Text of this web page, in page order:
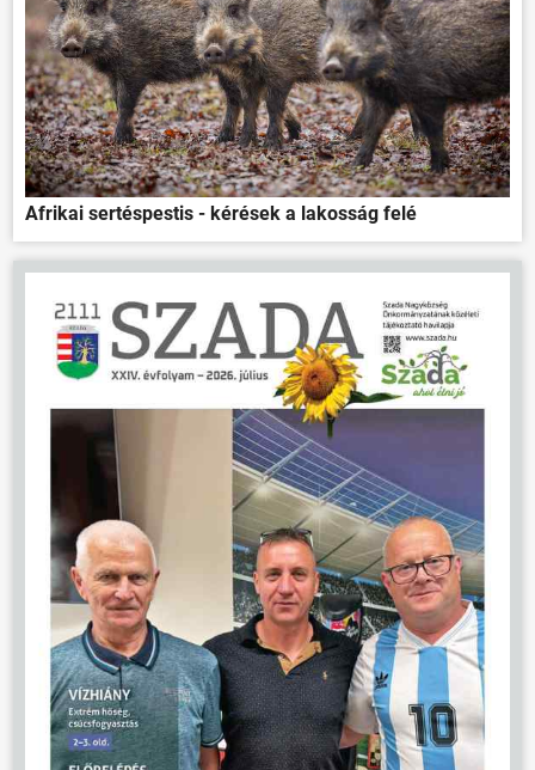
ÖNKORMÁNYZAT
ÜGYINTÉZÉS
KÖZÖSSÉG
HÍREK
VÁLASZTÁSOK
Afrikai sertéspestis - kérések a lakosság felé